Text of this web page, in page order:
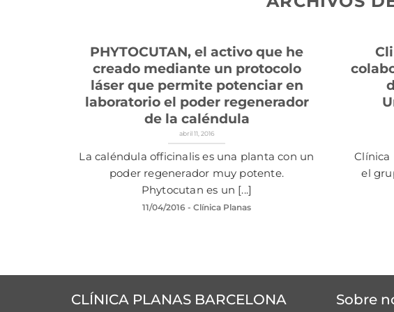
PHYTOCUTAN, el activo que he
creado mediante un protocolo
láser que permite potenciar en
laboratorio el poder regenerador
de la caléndula
abril 11, 2016
La caléndula officinalis es una planta con un
poder regenerador muy potente.
Phytocutan es un [...]
11/04/2016 - Clínica Planas
Clínica
el
CLÍNICA PLANAS BARCELONA Sobre